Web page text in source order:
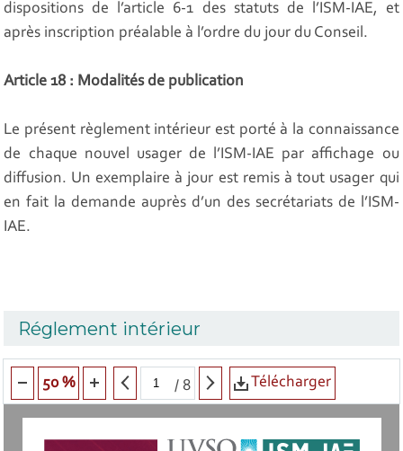
dispositions de l’article 6-1 des statuts de l’ISM-IAE, et
après inscription préalable à l’ordre du jour du Conseil.
Article 18 : Modalités de publication
Le présent règlement intérieur est porté à la connaissance
de chaque nouvel usager de l’ISM-IAE par affichage ou
diffusion. Un exemplaire à jour est remis à tout usager qui
en fait la demande auprès d’un des secrétariats de l’ISM-
IAE.
Réglement intérieur
50 % / 8 Télécharger